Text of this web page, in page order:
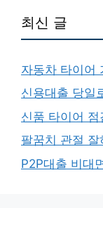
최신 글
자동차 타이어
신용대출 당일
신품 타이어
팔꿈치 관절
P2P대출 비대